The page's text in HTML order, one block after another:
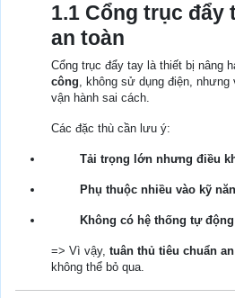
1.1 Cổng trục đẩy
an toàn
Cổng trục đẩy tay là thiết bị nâng
công, không sử dụng điện, nhưng
vận hành sai cách.
Các đặc thù cần lưu ý:
Tải trọng lớn nhưng điều
Phụ thuộc nhiều vào kỹ
Không có hệ thống tự
=> Vì vậy, tuân thủ tiêu chuẩn
không thể bỏ qua.